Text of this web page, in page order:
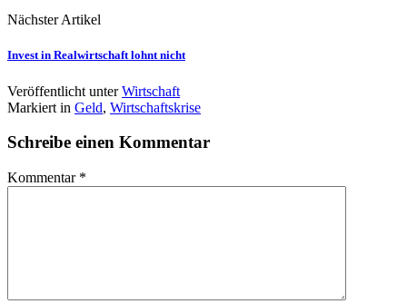
Nächster Artikel
Invest in Realwirtschaft lohnt nicht
Veröffentlicht unterWirtschaft
Markiert in Geld, Wirtschaftskrise
Schreibe einen Kommentar
Kommentar *